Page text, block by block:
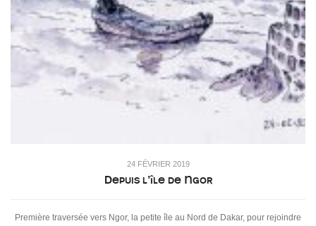
24 FÉVRIER 2019
Depuis l’île de Ngor
Première traversée vers Ngor, la petite île au Nord de Dakar, pour rejoindre